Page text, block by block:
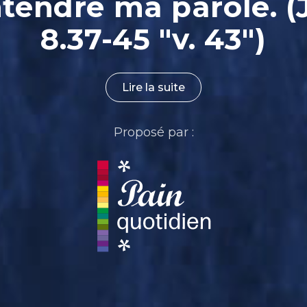
8.37-45 "v. 43")
Lire la suite
Proposé par :